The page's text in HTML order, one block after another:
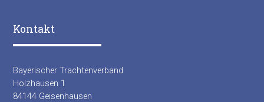
Kontakt
Bayerischer Trachtenverband
Holzhausen 1
84144 Geisenhausen